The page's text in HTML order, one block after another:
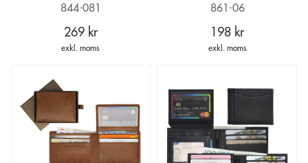
844-081
269 kr
exkl. moms
861-06
198 kr
exkl. moms